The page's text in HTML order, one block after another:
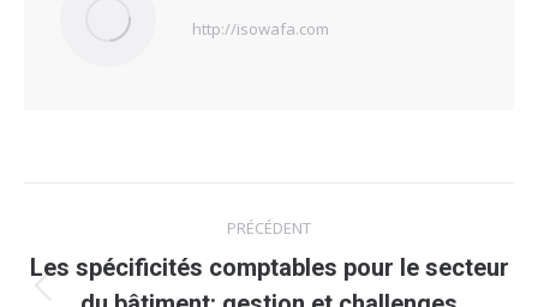
http://isowafa.com
article
PRÉCÉDENT
Article
Les spécificités comptables pour le secteur